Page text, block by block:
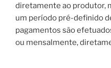
diretamente ao produtor,
um período pré-definido
pagamentos são
ou mensalmente,